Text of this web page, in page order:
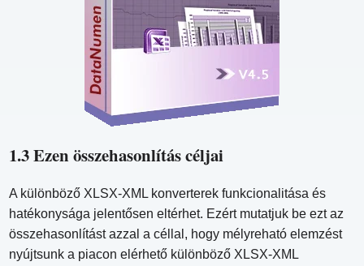
1.3 Ezen összehasonlítás céljai
A különböző XLSX-XML konverterek funkcionalitása és
hatékonysága jelentősen eltérhet. Ezért mutatjuk be ezt az
összehasonlítást azzal a céllal, hogy mélyreható elemzést
nyújtsunk a piacon elérhető különböző XLSX-XML